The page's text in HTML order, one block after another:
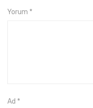
Yorum *
Ad *